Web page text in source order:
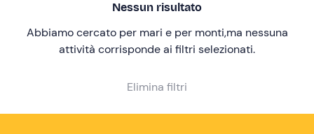
Prezzo (decrescente)
Nessun risultato
Abbiamo cercato per mari e per monti,ma nessuna
attività corrisponde ai filtri selezionati.
Elimina filtri